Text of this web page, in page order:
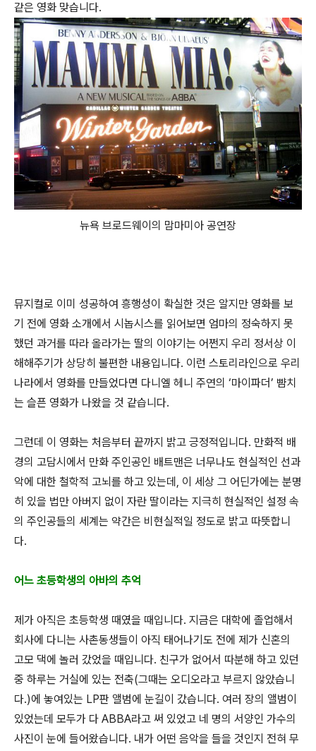
같은 영화 맞습니다.
뉴욕 브로드웨이의 맘마미아 공연장
뮤지컬로 이미 성공하여 흥행성이 확실한 것은 알지만 영화를 보
기 전에 영화 소개에서 시놉시스를 읽어보면 엄마의 정숙하지 못
했던 과거를 따라 올라가는 딸의 이야기는 어쩐지 우리 정서상 이
해해주기가 상당히 불편한 내용입니다. 이런 스토리라인으로 우리
나라에서 영화를 만들었다면 다니엘 헤니 주연의 ‘마이파더’ 뺨치
는 슬픈 영화가 나왔을 것 같습니다.
그런데 이 영화는 처음부터 끝까지 밝고 긍정적입니다. 만화적 배
경의 고담시에서 만화 주인공인 배트맨은 너무나도 현실적인 선과
악에 대한 철학적 고뇌를 하고 있는데, 이 세상 그 어딘가에는 분명
히 있을 법만 아버지 없이 자란 딸이라는 지극히 현실적인 설정 속
의 주인공들의 세계는 약간은 비현실적일 정도로 밝고 따뜻합니
다.
어느 초등학생의 아바의 추억
제가 아직은 초등학생 때였을 때입니다. 지금은 대학에 졸업해서
회사에 다니는 사촌동생들이 아직 태어나기도 전에 제가 신혼의
고모 댁에 놀러 갔었을 때입니다. 친구가 없어서 따분해 하고 있던
중 하루는 거실에 있는 전축(그때는 오디오라고 부르지 않았습니
다.)에 놓여있는 LP판 앨범에 눈길이 갔습니다. 여러 장의 앨범이
있었는데 모두가 다 ABBA라고 써 있었고 네 명의 서양인 가수의
사진이 눈에 들어왔습니다. 내가 어떤 음악을 들을 것인지 전혀 무